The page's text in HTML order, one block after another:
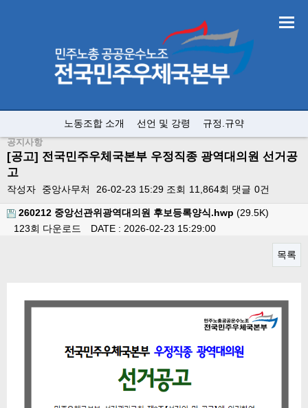
노동조합 소개 선언 및 강령 규정.규약
공지사항
[공고] 전국민주우체국본부 우정직종 광역대의원 선거공
고
작성자 중앙사무처 26-02-23 15:29 조회 11,864회 댓글 0건
260212 중앙선관위광역대의원 후보등록양식.hwp (29.5K)
123회 다운로드
DATE : 2026-02-23 15:29:00
목록